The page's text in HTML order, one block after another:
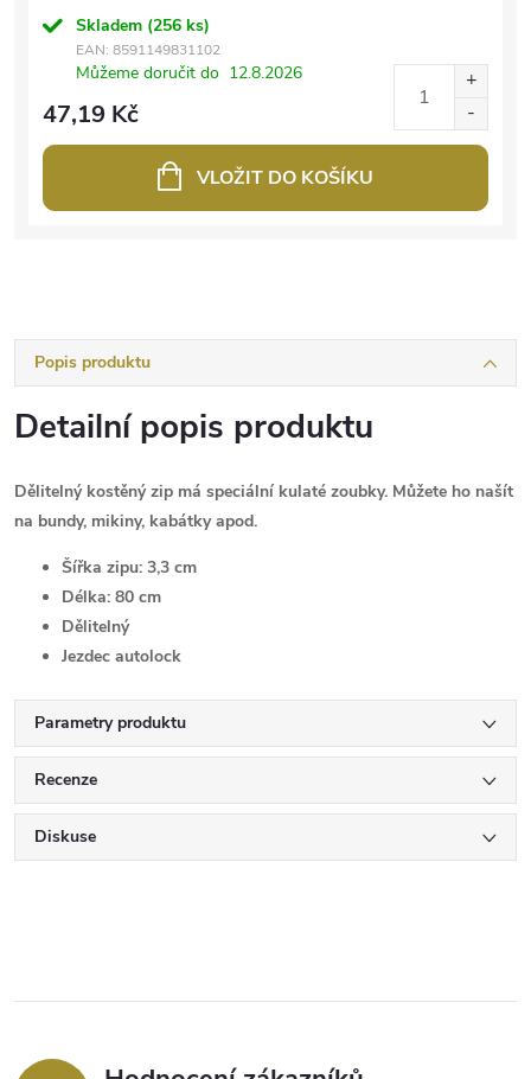
Skladem (256 ks)
EAN: 8591149831102
Můžeme doručit do 12.8.2026
47,19 Kč
VLOŽIT DO KOŠÍKU
Popis produktu
Detailní popis produktu
Dělitelný kostěný zip má speciální kulaté zoubky. Můžete ho našít
na bundy, mikiny, kabátky apod.
Šířka zipu: 3,3 cm
Délka: 80 cm
Dělitelný
Jezdec autolock
Parametry produktu
Recenze
Diskuse